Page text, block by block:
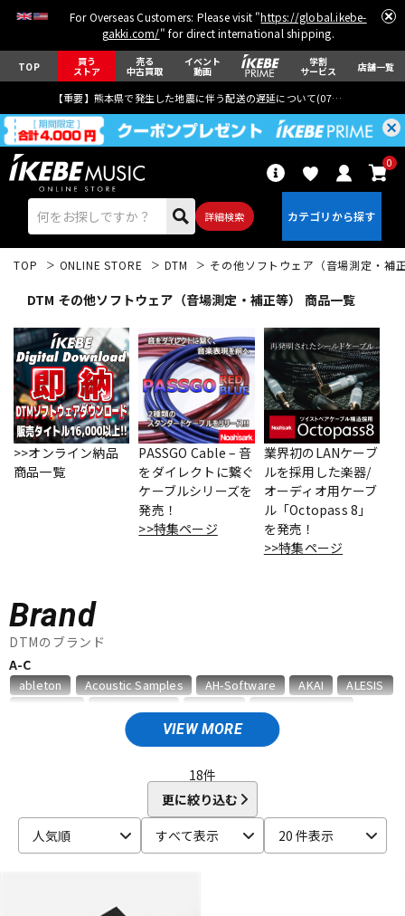
For Overseas Customers: Please visit "https://global.ikebe-
gakki.com/" for direct international shipping.
TOP 買う
ストア
売る
中古買取
イベント
動画
学割
サービス 店舗一覧
【重要】熊本県で発生した地震に伴う配送の遅延について(07月29日
詳細検索
0
エレキギター アコギ/エレアコ
ベース ウクレレ
パーカッション
管楽器
アンプ エフェクター
DTM オンライン納品 レコーディング機器
TOP ONLINE STORE DTM その他ソフトウェア（音場測定・補
DTM その他ソフトウェア（音場測定・補正等） 商品一覧
>>オンライン納品
商品一覧
PASSGO Cable – 音
をダイレクトに繋ぐ
ケーブルシリーズを
発売！
>>特集ページ
業界初のLANケーブ
ルを採用した楽器/
オーディオ用ケーブ
ル「Octopass 8」
を発売！
>>特集ページ
Brand
DTMのブランド
VIEW MORE
A-C
ableton Acoustic Samples AH-Software AKAI
ALESIS
Artiphon ARTRIG Arturia
audio-technica AVID BestService
celemony
CME PRO
CRIMSON TECHNOLOGY
CRYPTON
FLUX::
18件
更に絞り込む
人気順
すべて表示 20 件表示